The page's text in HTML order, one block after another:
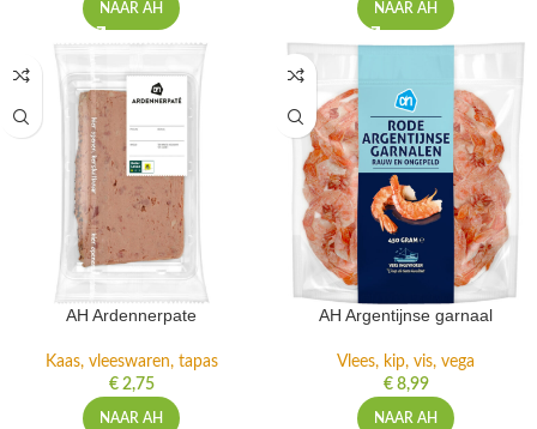
NAAR AH NAAR AH
AH Ardennerpate
Kaas, vleeswaren, tapas
€2,75
NAAR AH
AH Argentijnse garnaal
Vlees, kip, vis, vega
€8,99
NAAR AH